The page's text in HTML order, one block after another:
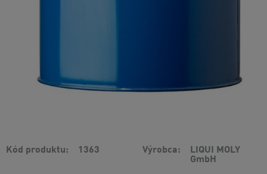
Kód produktu 1363 Výrobca
LIQUI MOLY
GmbH